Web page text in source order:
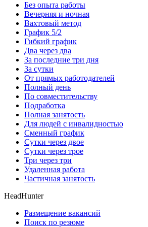
Без опыта работы
Вечерняя и ночная
Вахтовый метод
График 5/2
Гибкий график
Два через два
За последние три дня
За сутки
От прямых работодателей
Полный день
По совместительству
Подработка
Полная занятость
Для людей с инвалидностью
Сменный график
Сутки через двое
Сутки через трое
Три через три
Удаленная работа
Частичная занятость
HeadHunter
Размещение вакансий
Поиск по резюме